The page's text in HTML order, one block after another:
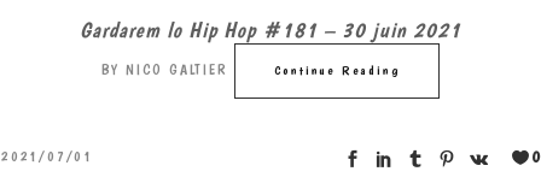
Gardarem lo Hip Hop #181 – 30 juin 2021
BY NICO GALTIER Continue Reading
2021/07/01 0